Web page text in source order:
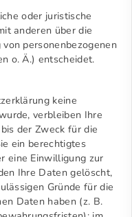
oder juristische
anderen über die
personenbezogenen
o. Ä.) entscheidet.
keine
verbleiben Ihre
der Zweck für die
ein berechtigtes
eine Einwilligung zur
Ihre Daten gelöscht,
Gründe für die
Daten haben (z. B.